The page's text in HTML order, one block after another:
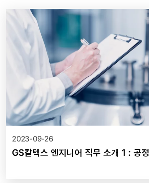
2023-09-26
GS칼텍스 엔지니어 직무 소개 1 : 공정